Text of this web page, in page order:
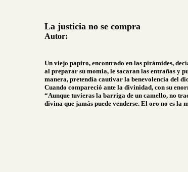
La justicia no se compra
Autor:
Un viejo papiro, encontrado en las pirámides,
al preparar su momia, le sacaran las entrañas y
manera, pretendía cautivar la benevolencia del
Cuando compareció ante la divinidad, con su
“Aunque tuvieras la barriga de un camello, no
divina que jamás puede venderse. El oro no es la